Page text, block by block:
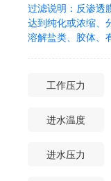
过滤说明：反渗透
达到纯化或浓缩、
溶解盐类、胶体、
工作压力
进水温度
进水压力